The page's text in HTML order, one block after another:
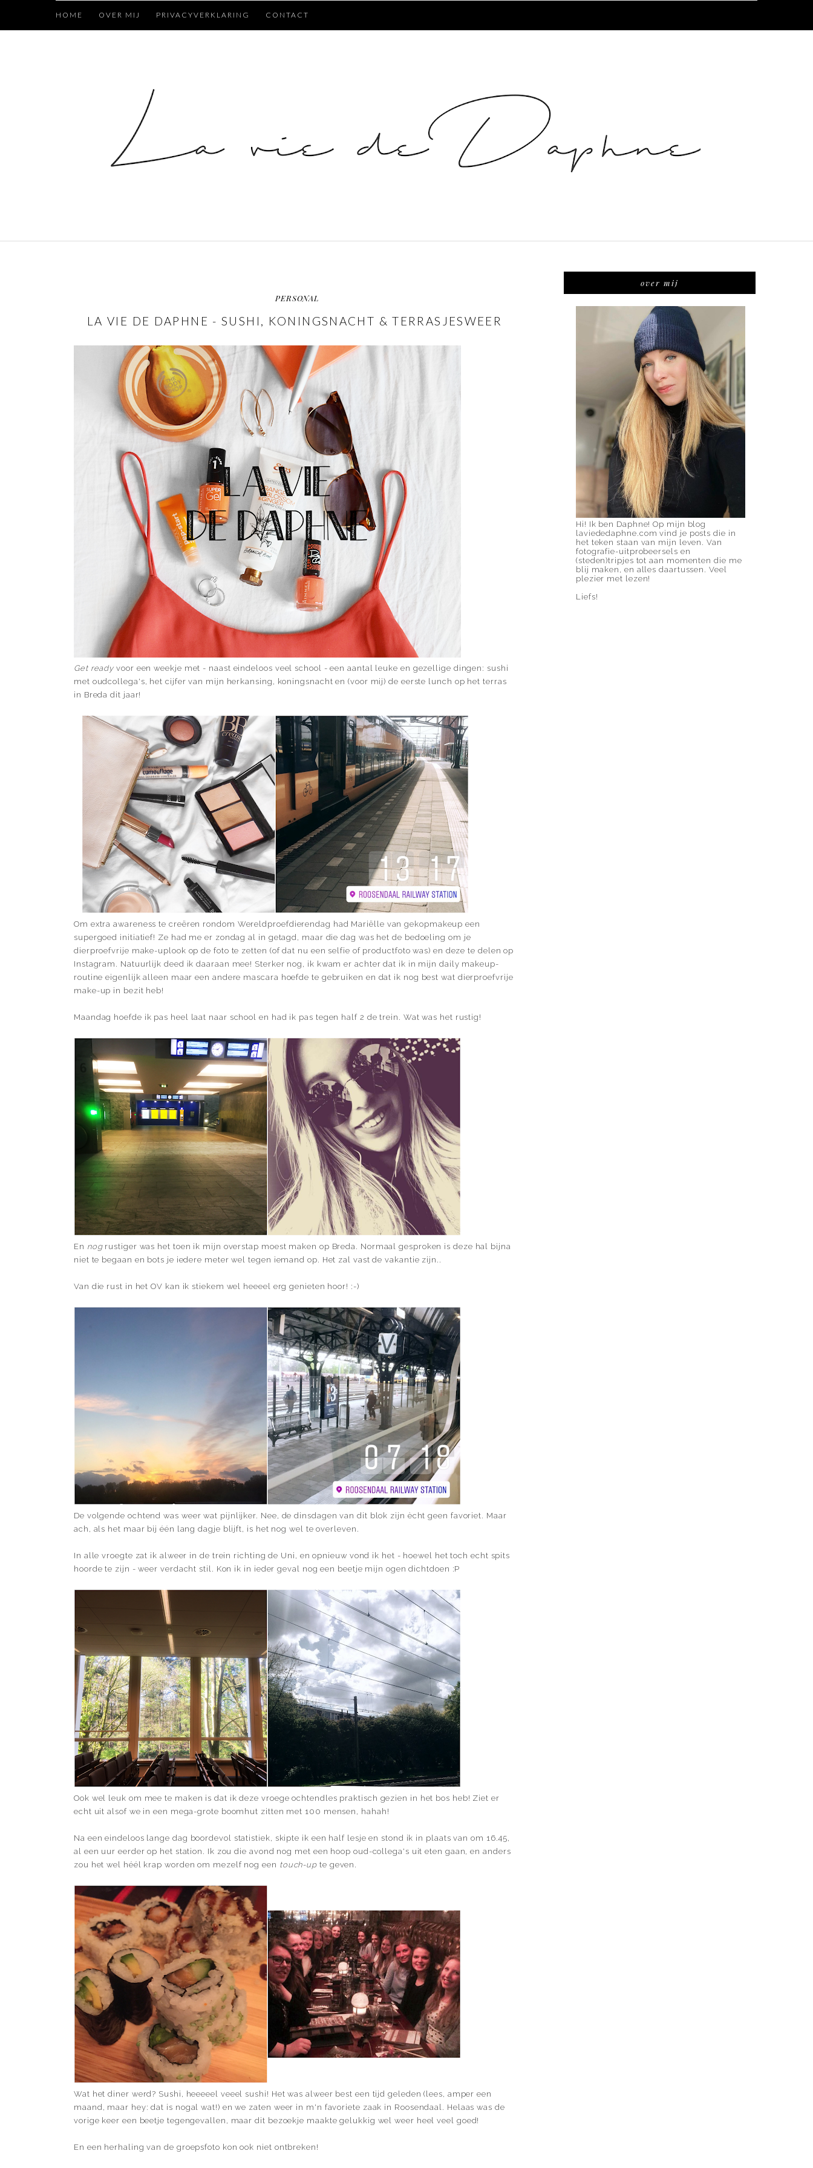
HOME OVER MIJ PRIVACYVERKLARING CONTACT
PERSONAL
LA VIE DE DAPHNE - SUSHI, KONINGSNACHT & TERRASJESWEER
Get readyvoor een weekje met - naast eindeloos veel school - een aantal leuke en gezellige dingen: sushi
met oudcollega's, het cijfer van mijn herkansing, koningsnacht en (voor mij) de eerste lunch op het terras
in Breda dit jaar!
Om extra awareness te creëren rondom Wereldproefdierendag had Mariëlle vangekopmakeup een
supergoed initiatief! Ze had me er zondag al in getagd, maar die dag was het de bedoeling om je
dierproefvrije make-uplook op de foto te zetten (of dat nu een selfie of productfoto was) en deze te delen op
Instagram. Natuurlijk deed ik daaraan mee! Sterker nog, ik kwam er achter dat ik in mijn daily makeup-
routine eigenlijk alleen maar een andere mascara hoefde te gebruiken en dat ik nog best wat dierproefvrije
make-up in bezit heb!
Maandag hoefde ik pas heel laat naar school en had ik pas tegen half 2 de trein. Wat was het rustig!
En nog rustiger was het toen ik mijn overstap moest maken op Breda. Normaal gesproken is deze hal bijna
niet te begaan en bots je iedere meter wel tegen iemand op. Het zal vast de vakantie zijn..
Van die rust in het OV kan ik stiekem wel heeeel erg genieten hoor! :-)
De volgende ochtend was weer wat pijnlijker. Nee, de dinsdagen van dit blok zijn ècht geen favoriet. Maar
ach, als het maar bij één lang dagje blijft, is het nog wel te overleven.
In alle vroegte zat ik alweer in de trein richting de Uni, en opnieuw vond ik het - hoewel het toch echt spits
hoorde te zijn - weer verdacht stil. Kon ik in ieder geval nog een beetje mijn ogen dichtdoen :P
Ook wel leuk om mee te maken is dat ik deze vroege ochtendles praktisch gezien in het bos heb! Ziet er
echt uit alsof we in een mega-grote boomhut zitten met 100 mensen, hahah!
Na een eindeloos lange dag boordevol statistiek, skipte ik een half lesje en stond ik in plaats van om 16.45,
al een uur eerder op het station. Ik zou die avond nog met een hoop oud-collega's uit eten gaan, en anders
zou het wel héél krap worden om mezelf nog een touch-up te geven.
Wat het diner werd? Sushi, heeeeel veeel sushi! Het was alweer best een tijd geleden (lees, amper een
maand, maar hey: dat is nogal wat!) en we zaten weer in m'n favoriete zaak in Roosendaal. Helaas was de
vorige keer een beetje tegengevallen, maar dit bezoekje maakte gelukkig wel weer heel veel goed!
En een herhaling van de groepsfoto kon ook niet ontbreken!
over mij
Hi! Ik ben Daphne! Op mijn blog
laviededaphne.com vind je posts die in
het teken staan van mijn leven. Van
fotografie-uitprobeersels en
(steden)tripjes tot aan momenten die me
blij maken, en alles daartussen. Veel
plezier met lezen!
Liefs!